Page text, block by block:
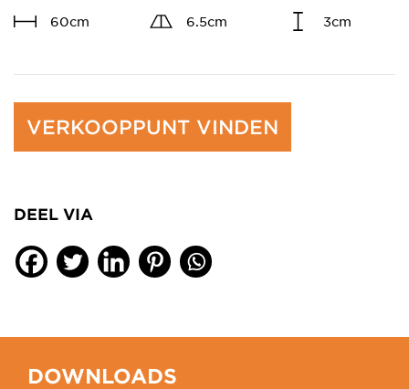
60cm 6.5cm 3cm
VERKOOPPUNT VINDEN
DEEL VIA
DOWNLOADS